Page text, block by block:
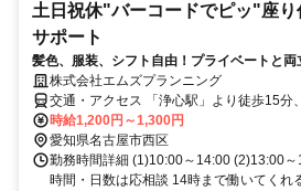
土日祝休"バーコードでピッ"座
サポート
髪色、服装、シフト自由！プライベートと
株式会社エムズプランニング
交通・アクセス 「浄心駅」より徒歩15分
※自転車通勤OK！
時給1,200円～1,300円
愛知県名古屋市西区
勤務時間詳細 (1)10:00～14:00 (2)13:00
時間・日数は応相談 14時まで働いてくれ